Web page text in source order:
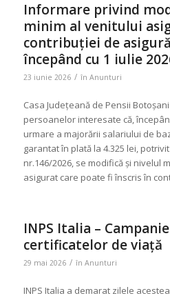
Informare privind
minim al venitului
contribuției de
începând cu 1 iulie
23 iunie 2026 / în Anunturi
Casa Județeană de Pensii
persoanelor interesate că,
urmare a majorării salariului de
garantat în plată la 4.325 lei,
nr.146/2026, se modifică și nivelul
asigurat care poate fi înscris în
INPS Italia –
certificatelor de viață
29 mai 2026 / în Anunturi
INPS Italia a demarat zilele